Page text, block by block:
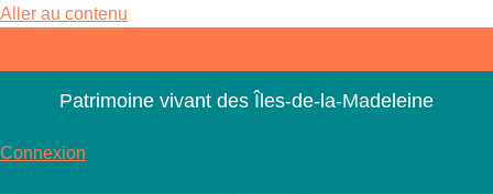
Aller au contenu
Patrimoine vivant des Îles-de-la-Madeleine
Connexion